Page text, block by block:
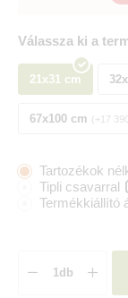
Válassza ki a
21x31 cm
67x100 cm
Tartozékok
Tipli csavarral
Termékkiállító